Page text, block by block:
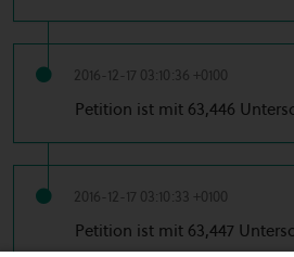
2016-12-17 03:10:36 +0100
Petition ist mit 63,446
2016-12-17 03:10:33 +0100
Petition ist mit 63,447